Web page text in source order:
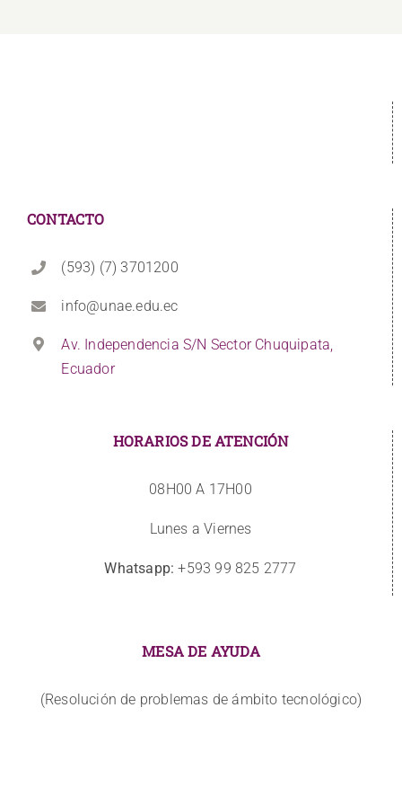
CONTACTO
(593) (7) 3701200
info@unae.edu.ec
Av. Independencia S/N Sector Chuquipata,
Ecuador
HORARIOS DE ATENCIÓN
08H00 A 17H00
Lunes a Viernes
Whatsapp: +593 99 825 2777
MESA DE AYUDA
(Resolución de problemas de ámbito tecnológico)